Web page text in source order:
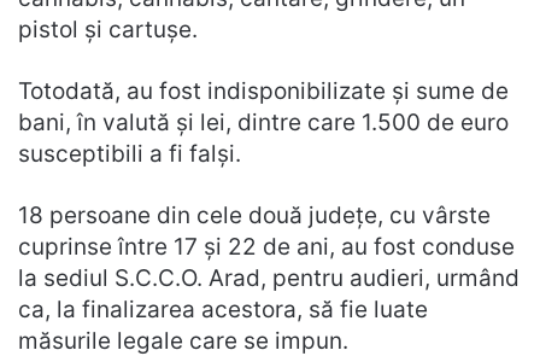
pistol și cartușe.
Totodată, au fost indisponibilizate și sume de
bani, în valută și lei, dintre care 1.500 de euro
susceptibili a fi falși.
18 persoane din cele două județe, cu vârste
cuprinse între 17 și 22 de ani, au fost conduse
la sediul S.C.C.O. Arad, pentru audieri, urmând
ca, la finalizarea acestora, să fie luate
măsurile legale care se impun.